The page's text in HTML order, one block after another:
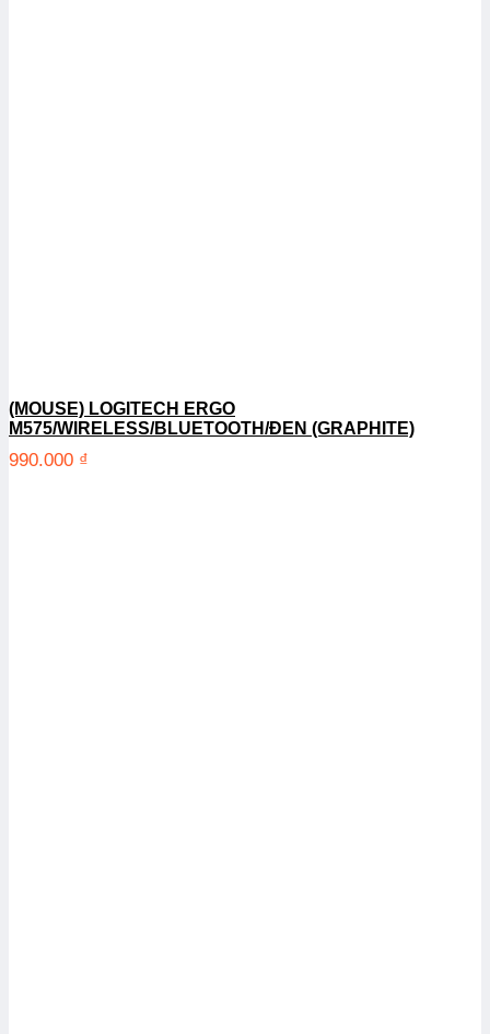
(MOUSE) LOGITECH ERGO
M575/WIRELESS/BLUETOOTH/ĐEN (GRAPHITE)
990.000 ₫